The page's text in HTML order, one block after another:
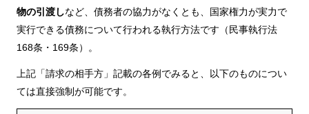
物の引渡しなど、債務者の協力がなくとも、国家権力が実力で
実行できる債務について行われる執行方法です（民事執行法
168条・169条）。
上記「請求の相手方」記載の各例でみると、以下のものについ
ては直接強制が可能です。